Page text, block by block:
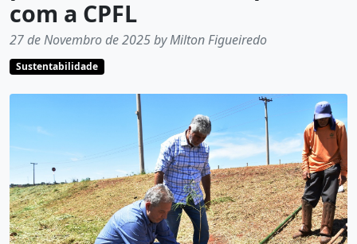
com a CPFL
27 de Novembro de 2025 by Milton Figueiredo
Sustentabilidade